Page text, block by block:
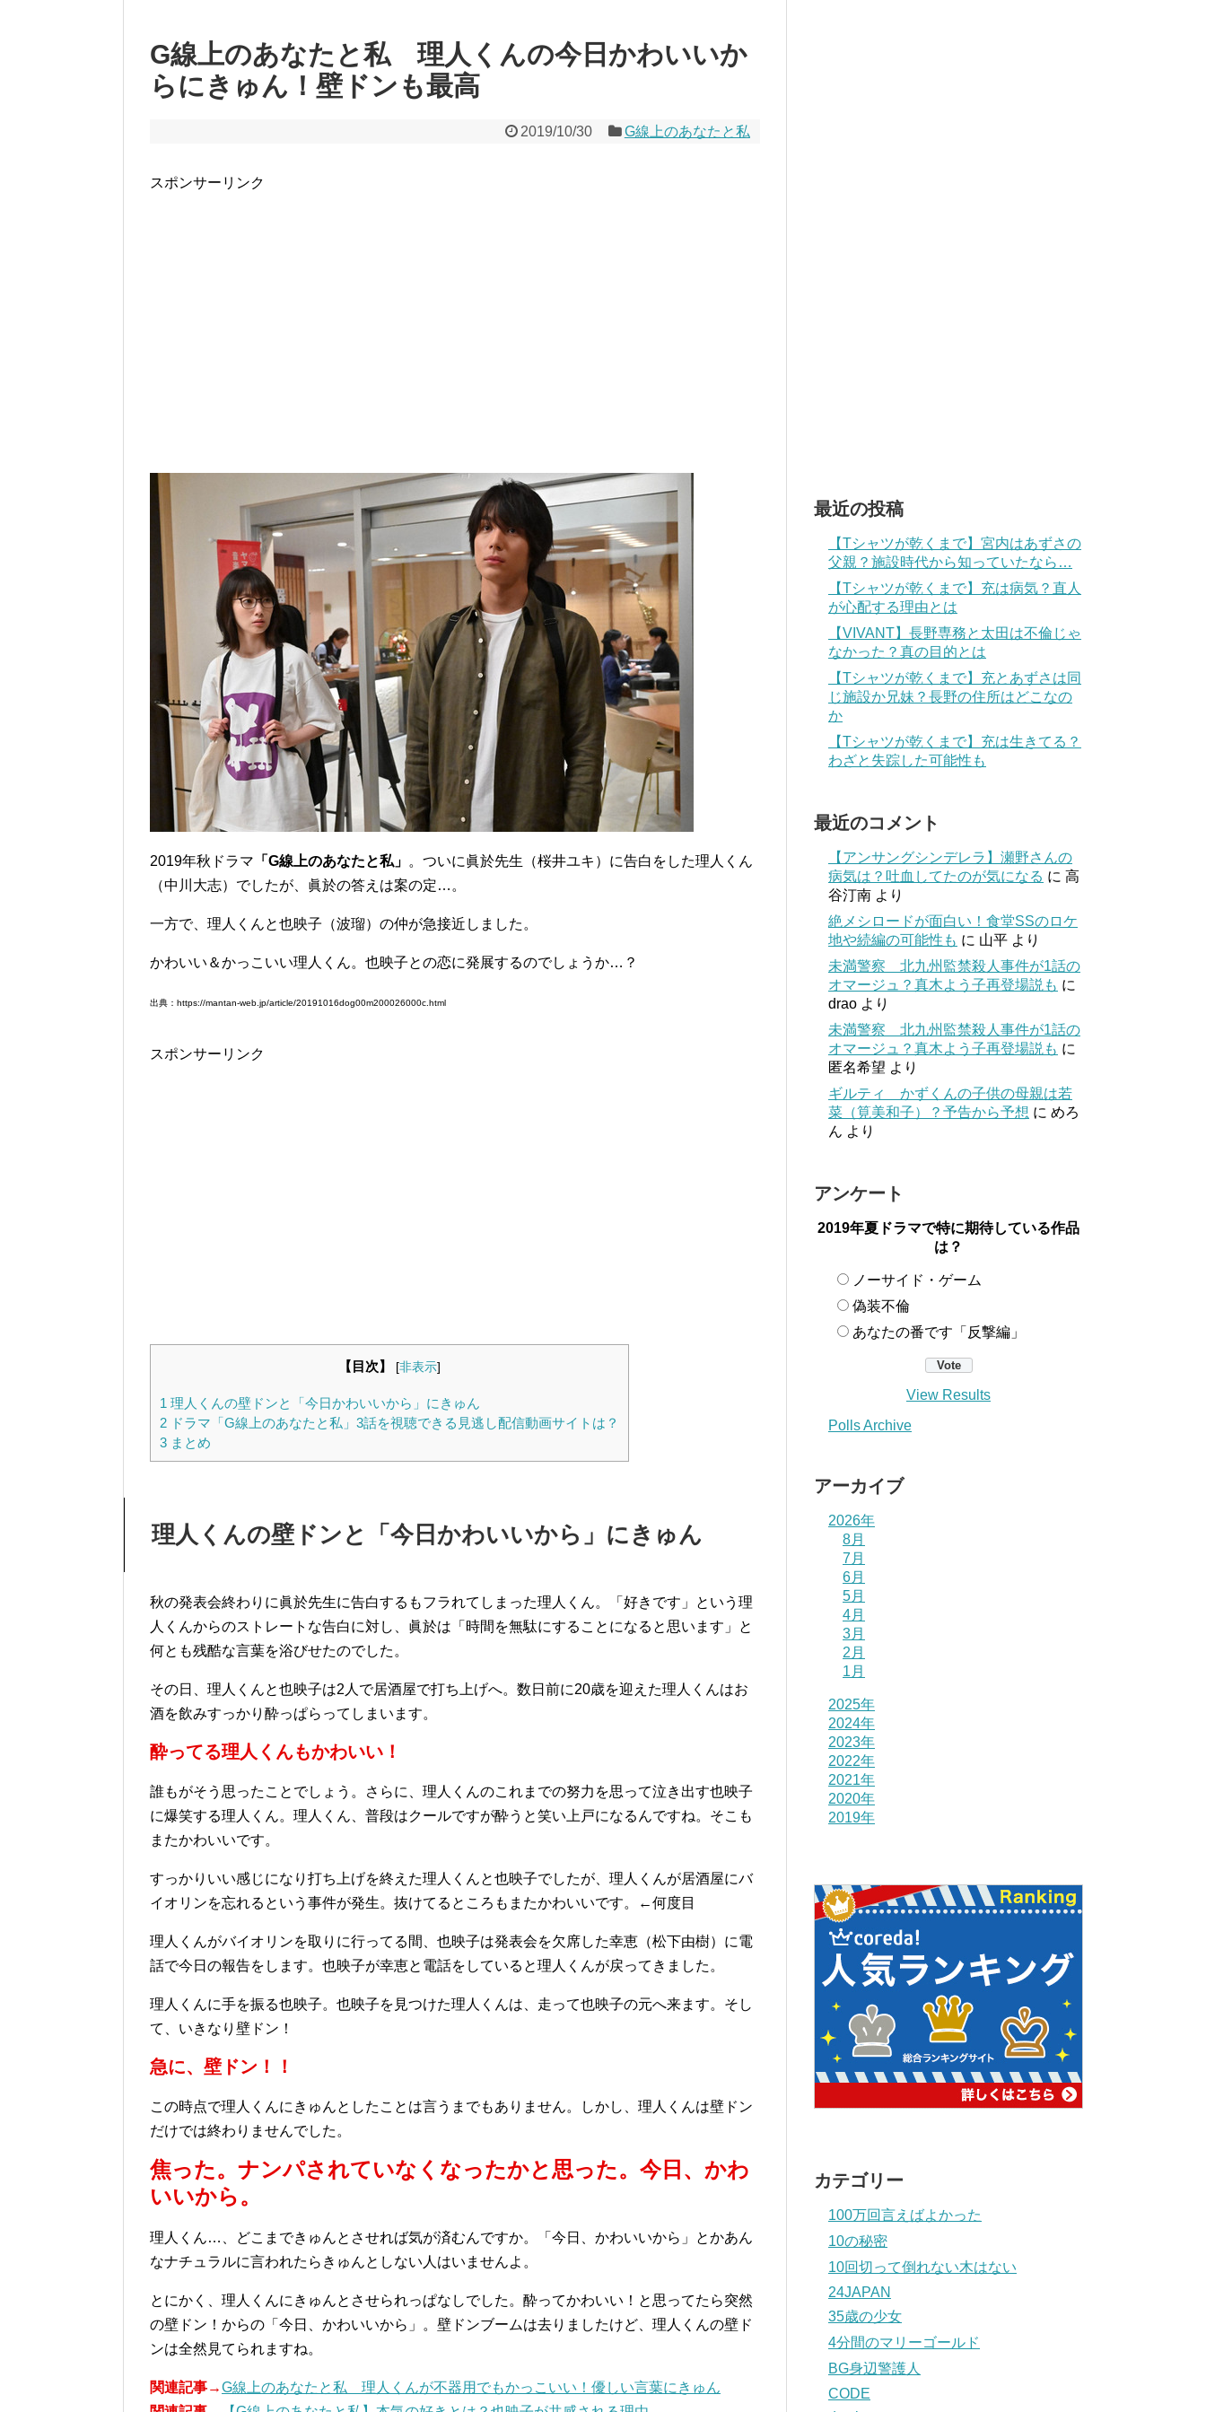
G線上のあなたと私 理人くんの今日かわいいか
らにきゅん！壁ドンも最高
2019/10/30 G線上のあなたと私
スポンサーリンク
2019年秋ドラマ 「G線上のあなたと私」 。ついに眞於先生（桜井ユキ）に告白をした理人くん
（中川大志）でしたが、眞於の答えは案の定…。
一方で、理人くんと也映子（波瑠）の仲が急接近しました。
かわいい＆かっこいい理人くん。也映子との恋に発展するのでしょうか…？
出典：https://mantan-web.jp/article/20191016dog00m200026000c.html
スポンサーリンク
【目次】 [非表示]
1 理人くんの壁ドンと「今日かわいいから」にきゅん
2 ドラマ「G線上のあなたと私」3話を視聴できる見逃し配信動画サイトは？
3 まとめ
理人くんの壁ドンと「今日かわいいから」にきゅん
秋の発表会終わりに眞於先生に告白するもフラれてしまった理人くん。「好きです」という理
人くんからのストレートな告白に対し、眞於は「時間を無駄にすることになると思います」と
何とも残酷な言葉を浴びせたのでした。
その日、理人くんと也映子は2人で居酒屋で打ち上げへ。数日前に20歳を迎えた理人くんはお
酒を飲みすっかり酔っぱらってしまいます。
酔ってる理人くんもかわいい！
誰もがそう思ったことでしょう。さらに、理人くんのこれまでの努力を思って泣き出す也映子
に爆笑する理人くん。理人くん、普段はクールですが酔うと笑い上戸になるんですね。そこも
またかわいいです。
すっかりいい感じになり打ち上げを終えた理人くんと也映子でしたが、理人くんが居酒屋にバ
イオリンを忘れるという事件が発生。抜けてるところもまたかわいいです。←何度目
理人くんがバイオリンを取りに行ってる間、也映子は発表会を欠席した幸恵（松下由樹）に電
話で今日の報告をします。也映子が幸恵と電話をしていると理人くんが戻ってきました。
理人くんに手を振る也映子。也映子を見つけた理人くんは、走って也映子の元へ来ます。そし
て、いきなり壁ドン！
急に、壁ドン！！
この時点で理人くんにきゅんとしたことは言うまでもありません。しかし、理人くんは壁ドン
だけでは終わりませんでした。
焦った。ナンパされていなくなったかと思った。今日、かわ
いいから。
理人くん…、どこまできゅんとさせれば気が済むんですか。「今日、かわいいから」とかあん
なナチュラルに言われたらきゅんとしない人はいませんよ。
とにかく、理人くんにきゅんとさせられっぱなしでした。酔ってかわいい！と思ってたら突然
の壁ドン！からの「今日、かわいいから」。壁ドンブームは去りましたけど、理人くんの壁ド
ンは全然見てられますね。
関連記事→G線上のあなたと私 理人くんが不器用でもかっこいい！優しい言葉にきゅん
最近の投稿
【Tシャツが乾くまで】宮内はあずさの
父親？施設時代から知っていたなら…
【Tシャツが乾くまで】充は病気？直人
が心配する理由とは
【VIVANT】長野専務と太田は不倫じゃ
なかった？真の目的とは
【Tシャツが乾くまで】充とあずさは同
じ施設か兄妹？長野の住所はどこなの
か
【Tシャツが乾くまで】充は生きてる？
わざと失踪した可能性も
最近のコメント
【アンサングシンデレラ】瀬野さんの
病気は？吐血してたのが気になる に 高
谷汀南 より
絶メシロードが面白い！食堂SSのロケ
地や続編の可能性も に 山平 より
未満警察 北九州監禁殺人事件が1話の
オマージュ？真木よう子再登場説も に
drao より
未満警察 北九州監禁殺人事件が1話の
オマージュ？真木よう子再登場説も に
匿名希望 より
ギルティ かずくんの子供の母親は若
菜（筧美和子）？予告から予想 に めろ
ん より
アンケート
2019年夏ドラマで特に期待している作品
は？
ノーサイド・ゲーム
偽装不倫
あなたの番です「反撃編」
View Results
Polls Archive
アーカイブ
2026年
8月
7月
6月
5月
4月
3月
2月
1月
2025年
2024年
2023年
2022年
2021年
2020年
2019年
カテゴリー
100万回言えばよかった
10の秘密
10回切って倒れない木はない
24JAPAN
35歳の少女
4分間のマリーゴールド
BG身辺警護人
CODE